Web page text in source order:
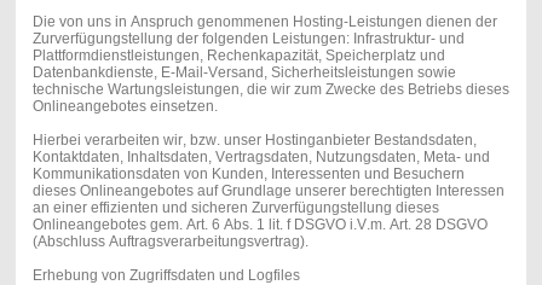
Die von uns in Anspruch genommenen Hosting-Leistungen dienen der
Zurverfügungstellung der folgenden Leistungen: Infrastruktur- und
Plattformdienstleistungen, Rechenkapazität, Speicherplatz und
Datenbankdienste, E-Mail-Versand, Sicherheitsleistungen sowie
technische Wartungsleistungen, die wir zum Zwecke des Betriebs dieses
Onlineangebotes einsetzen.
Hierbei verarbeiten wir, bzw. unser Hostinganbieter Bestandsdaten,
Kontaktdaten, Inhaltsdaten, Vertragsdaten, Nutzungsdaten, Meta- und
Kommunikationsdaten von Kunden, Interessenten und Besuchern
dieses Onlineangebotes auf Grundlage unserer berechtigten Interessen
an einer effizienten und sicheren Zurverfügungstellung dieses
Onlineangebotes gem. Art. 6 Abs. 1 lit. f DSGVO i.V.m. Art. 28 DSGVO
(Abschluss Auftragsverarbeitungsvertrag).
Erhebung von Zugriffsdaten und Logfiles